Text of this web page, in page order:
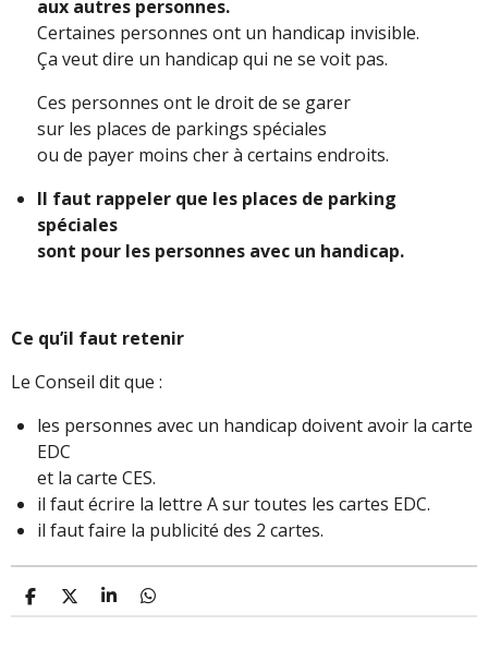
aux autres personnes.
Certaines personnes ont un handicap invisible.
Ça veut dire un handicap qui ne se voit pas.
Ces personnes ont le droit de se garer
sur les places de parkings spéciales
ou de payer moins cher à certains endroits.
Il faut rappeler que les places de parking
spéciales
sont pour les personnes avec un handicap.
Ce qu’il faut retenir
Le Conseil dit que :
les personnes avec un handicap doivent avoir la carte
EDC
et la carte CES.
il faut écrire la lettre A sur toutes les cartes EDC.
il faut faire la publicité des 2 cartes.
P
a
P
a
P
a
P
a